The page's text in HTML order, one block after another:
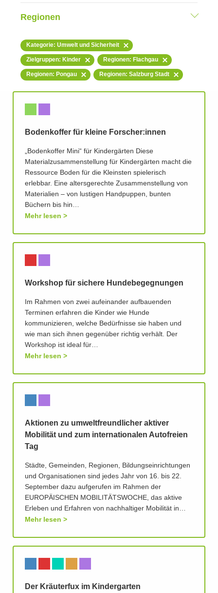
Regionen
Kategorie: Umwelt und Sicherheit
Zielgruppen: Kinder Regionen: Flachgau
Regionen: Pongau Regionen: Salzburg Stadt
Bodenkoffer für kleine Forscher:innen
„Bodenkoffer Mini“ für Kindergärten Diese
Materialzusammenstellung für Kindergärten macht die
Ressource Boden für die Kleinsten spielerisch
erlebbar. Eine altersgerechte Zusammenstellung von
Materialien – von lustigen Handpuppen, bunten
Büchern bis hin…
Mehr lesen
Workshop für sichere Hundebegegnungen
Im Rahmen von zwei aufeinander aufbauenden
Terminen erfahren die Kinder wie Hunde
kommunizieren, welche Bedürfnisse sie haben und
wie man sich ihnen gegenüber richtig verhält. Der
Workshop ist ideal für…
Mehr lesen
Aktionen zu umweltfreundlicher aktiver
Mobilität und zum internationalen Autofreien
Tag
Städte, Gemeinden, Regionen, Bildungseinrichtungen
und Organisationen sind jedes Jahr von 16. bis 22.
September dazu aufgerufen im Rahmen der
EUROPÄISCHEN MOBILITÄTSWOCHE, das aktive
Erleben und Erfahren von nachhaltiger Mobilität in…
Mehr lesen
Der Kräuterfux im Kindergarten